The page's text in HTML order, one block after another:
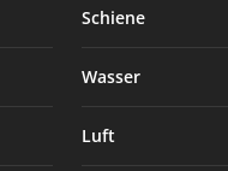
Schiene
Wasser
Luft